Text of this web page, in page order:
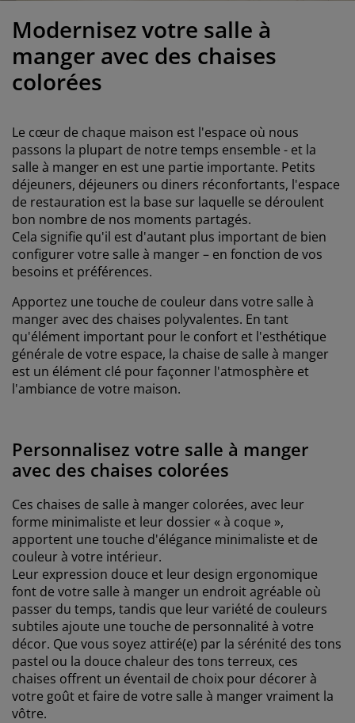
de chambre
enfants
entretien meubles
d'extérieur
enfant
Modernisez votre salle à
manger avec des chaises
colorées
Le cœur de chaque maison est l'espace où nous
passons la plupart de notre temps ensemble - et la
salle à manger en est une partie importante. Petits
déjeuners, déjeuners ou diners réconfortants, l'espace
de restauration est la base sur laquelle se déroulent
bon nombre de nos moments partagés.
Cela signifie qu'il est d'autant plus important de bien
configurer votre salle à manger – en fonction de vos
besoins et préférences.
Apportez une touche de couleur dans votre salle à
manger avec des chaises polyvalentes. En tant
qu'élément important pour le confort et l'esthétique
générale de votre espace, la chaise de salle à manger
est un élément clé pour façonner l'atmosphère et
l'ambiance de votre maison.
Personnalisez votre salle à manger
avec des chaises colorées
Ces chaises de salle à manger colorées, avec leur
forme minimaliste et leur dossier « à coque »,
apportent une touche d'élégance minimaliste et de
couleur à votre intérieur.
Leur expression douce et leur design ergonomique
font de votre salle à manger un endroit agréable où
passer du temps, tandis que leur variété de couleurs
subtiles ajoute une touche de personnalité à votre
décor. Que vous soyez attiré(e) par la sérénité des tons
pastel ou la douce chaleur des tons terreux, ces
chaises offrent un éventail de choix pour décorer à
votre goût et faire de votre salle à manger vraiment la
vôtre.